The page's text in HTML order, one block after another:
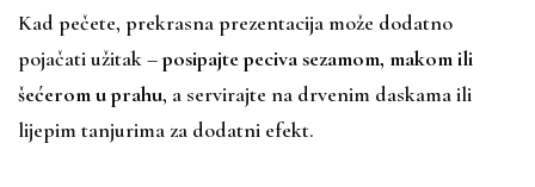
Kad pečete, prekrasna prezentacija može dodatno
pojačati užitak –posipajte peciva sezamom, makom ili
šećerom u prahu, a servirajte na drvenim daskama ili
lijepim tanjurima za dodatni efekt.